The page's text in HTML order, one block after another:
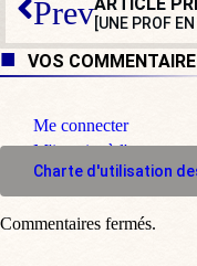
Prev
VOS
Me connecter
M'inscrire à l'espace
Charte d'utilisation
Commentaires fermés.